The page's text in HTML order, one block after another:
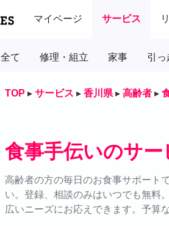
マイページ サービス
全て 修理・組立 家事 引っ
TOP ▸ サービス ▸ 香川県 ▸ 高齢者 ▸
食事手伝いのサー
高齢者の方の毎日のお食事サポート
い。登録、相談のみはいつでも無料
広いニーズにお応えできます。予算